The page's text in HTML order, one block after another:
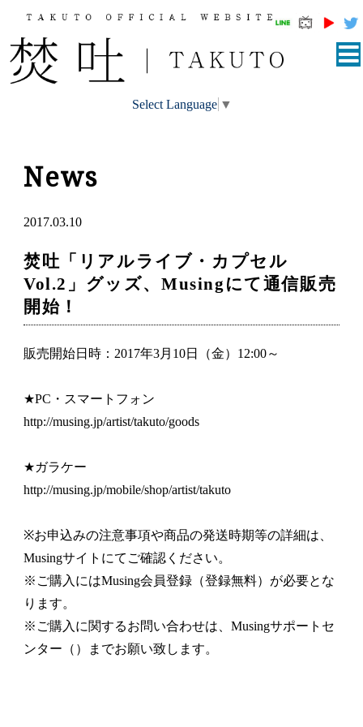
Select Language ▼
News
2017.03.10
焚吐「リアルライブ・カプセル
Vol.2」グッズ、Musingにて通信販売
開始！
販売開始日時：2017年3月10日（金）12:00～
★PC・スマートフォン
http://musing.jp/artist/takuto/goods
★ガラケー
http://musing.jp/mobile/shop/artist/takuto
※お申込みの注意事項や商品の発送時期等の詳細は、
Musingサイトにてご確認ください。
※ご購入にはMusing会員登録（登録無料）が必要とな
ります。
※ご購入に関するお問い合わせは、Musingサポートセ
ンター（）までお願い致します。